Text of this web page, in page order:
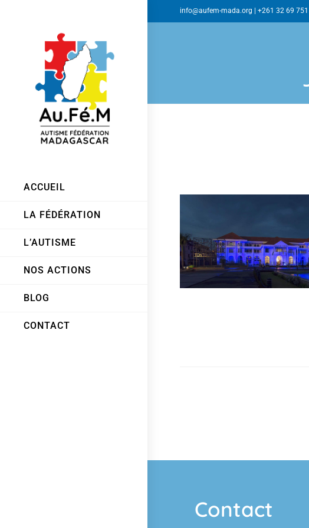
info@aufem-mada.org | +261 32 69
ACCUEIL
LA FÉDÉRATION
L’AUTISME
NOS ACTIONS
BLOG
CONTACT
Contact